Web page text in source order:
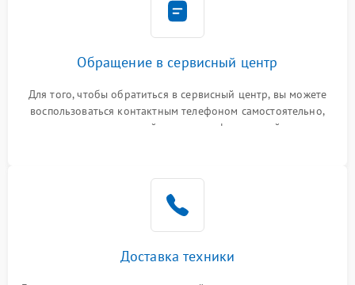
Обращение в сервисный центр
Для того, чтобы обратиться в сервисный центр, вы можете
воспользоваться контактным телефоном самостоятельно,
или оставить свой номер телефона на сайте
Доставка техники